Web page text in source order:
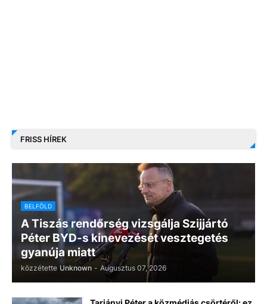
FRISS HÍREK
BELFÖLD
A Tiszás rendőrség vizsgálja Szijjártó
Péter BYD-s kinevezését vesztegetés
gyanúja miatt
közzétette Unknown - Augusztus 07, 2026